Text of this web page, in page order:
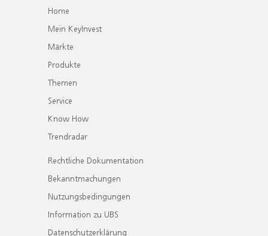
Home
Mein KeyInvest
Märkte
Produkte
Themen
Service
Know How
Trendradar
Rechtliche Dokumentation
Bekanntmachungen
Nutzungsbedingungen
Information zu UBS
Datenschutzerklärung